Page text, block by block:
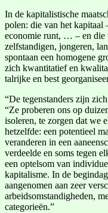
In de kapitalistische
polen: die van het kapitaal
economie runt, … – en die
zelfstandigen, jongeren,
spontaan een homogene
zich kwantitatief en
talrijke en best
“De tegenstanders zijn
“Ze proberen ons op
isoleren, te zorgen dat we
hetzelfde: een potentieel
veranderen in een
verdeelde en soms tegen
een optelsom van
kapitalisme. In de
aangenomen aan zeer
arbeidsomstandigheden,
categorieën.”